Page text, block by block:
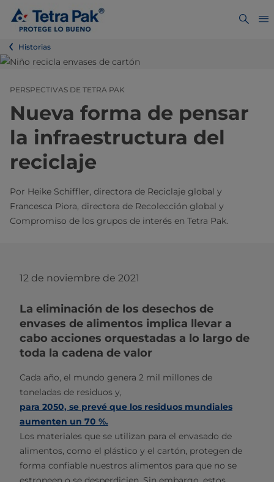
Historias
PERSPECTIVAS DE TETRA PAK
Nueva forma de pensar
la infraestructura del
reciclaje
Por Heike Schiffler, directora de Reciclaje global y
Francesca Piora, directora de Recolección global y
Compromiso de los grupos de interés en Tetra Pak.
12 de noviembre de 2021
La eliminación de los desechos de
envases de alimentos implica llevar a
cabo acciones orquestadas a lo largo de
toda la cadena de valor
Cada año, el mundo genera 2 mil millones de
toneladas de residuos y,
para 2050, se prevé que los residuos mundiales
aumenten un 70 %.
Los materiales que se utilizan para el envasado de
alimentos, como el plástico y el cartón, protegen de
forma confiable nuestros alimentos para que no se